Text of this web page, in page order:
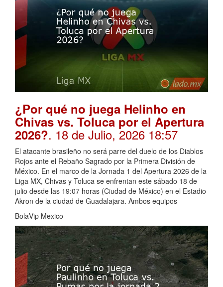
¿Por qué no juega Helinho en
Chivas vs. Toluca por el Apertura
2026?. 18 de Julio, 2026 18:57
El atacante brasileño no será parre del duelo de los Diablos
Rojos ante el Rebaño Sagrado por la Primera División de
México. En el marco de la Jornada 1 del Apertura 2026 de la
Liga MX, Chivas y Toluca se enfrentan este sábado 18 de
julio desde las 19:07 horas (Ciudad de México) en el Estadio
Akron de la ciudad de Guadalajara. Ambos equipos
BolaVip Mexico